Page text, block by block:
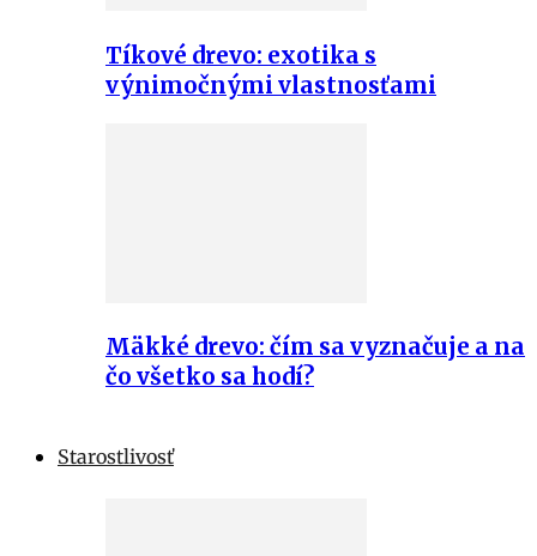
Tíkové drevo: exotika s
výnimočnými vlastnosťami
Mäkké drevo: čím sa vyznačuje a na
čo všetko sa hodí?
Starostlivosť